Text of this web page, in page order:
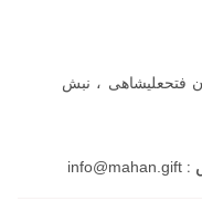
فتحعلیشاهی ، نبش
:
info@mahan.gift